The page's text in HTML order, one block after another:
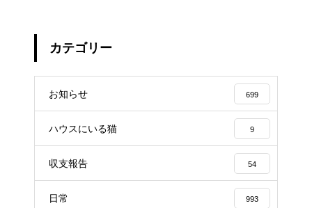
カテゴリー
お知らせ 699
ハウスにいる猫 9
収支報告 54
日常 993